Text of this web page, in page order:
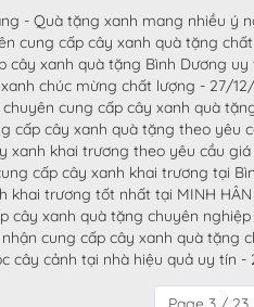
- Quà tặng xanh mang nhiều ý
cung cấp cây xanh quà tặng
cây xanh quà tặng Bình Dương
chúc mừng chất lượng - 27/
cung cấp cây xanh quà
cấp cây xanh quà tặng theo yêu
xanh khai trương theo yêu cầu
cấp cây xanh khai trương tại
khai trương tốt nhất tại MINH
cây xanh quà tặng chuyên
cung cấp cây xanh quà tặng
cây cảnh tại nhà hiệu quả uy tín -